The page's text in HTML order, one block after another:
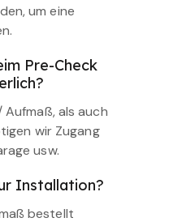
um eine
Pre-Check
als auch
wir Zugang
usw.
Installation?
bestellt